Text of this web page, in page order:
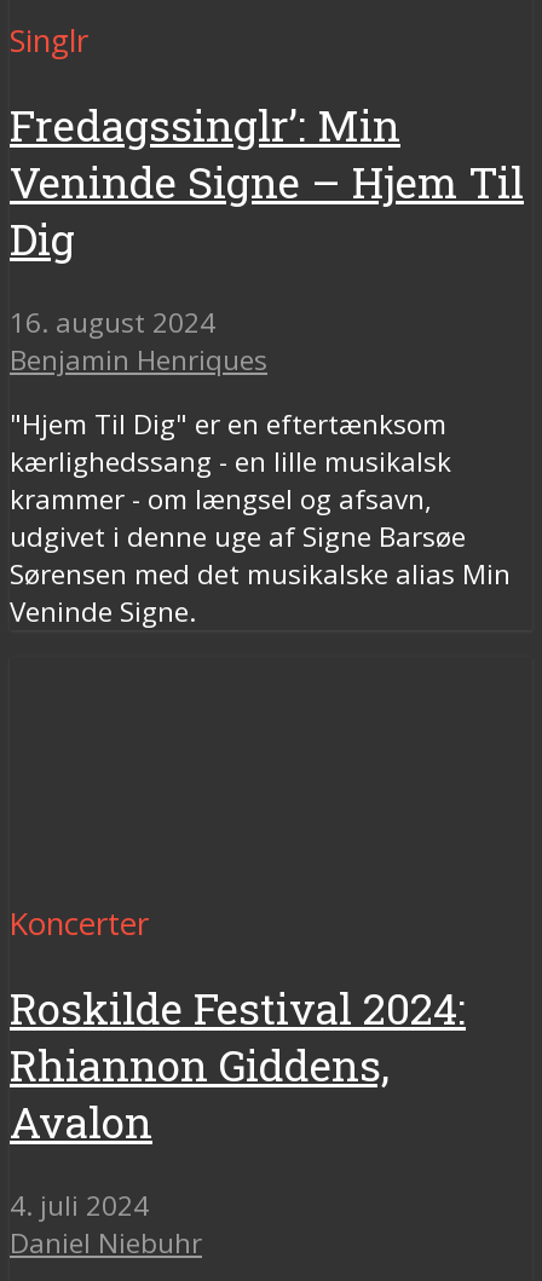
Singlr
Fredagssinglr’: Min
Veninde Signe – Hjem Til
Dig
16. august 2024
Benjamin Henriques
"Hjem Til Dig" er en eftertænksom
kærlighedssang - en lille musikalsk
krammer - om længsel og afsavn,
udgivet i denne uge af Signe Barsøe
Sørensen med det musikalske alias Min
Veninde Signe.
Koncerter
Roskilde Festival 2024:
Rhiannon Giddens,
Avalon
4. juli 2024
Daniel Niebuhr